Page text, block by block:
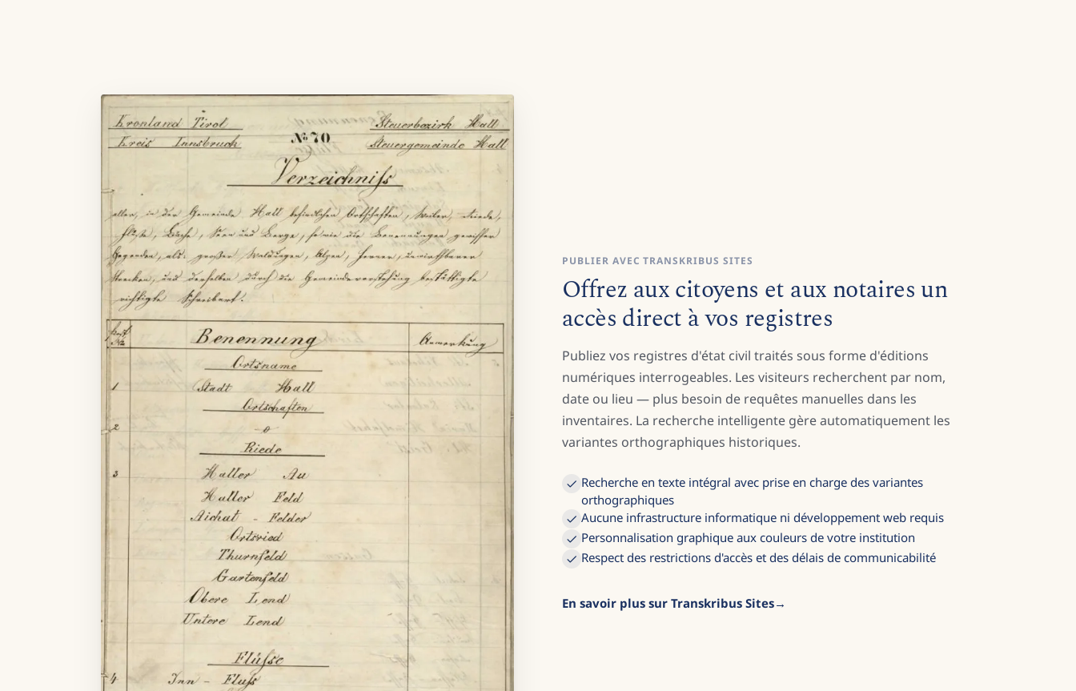
PUBLIER AVEC TRANSKRIBUS SITES
Offrez aux citoyens et aux notaires un
accès direct à vos registres
Publiez vos registres d'état civil traités sous forme d'éditions
numériques interrogeables. Les visiteurs recherchent par nom,
date ou lieu — plus besoin de requêtes manuelles dans les
inventaires. La recherche intelligente gère automatiquement les
variantes orthographiques historiques.
Recherche en texte intégral avec prise en charge des variantes
orthographiques
Aucune infrastructure informatique ni développement web requis
Personnalisation graphique aux couleurs de votre institution
Respect des restrictions d'accès et des délais de communicabilité
En savoir plus sur Transkribus Sites